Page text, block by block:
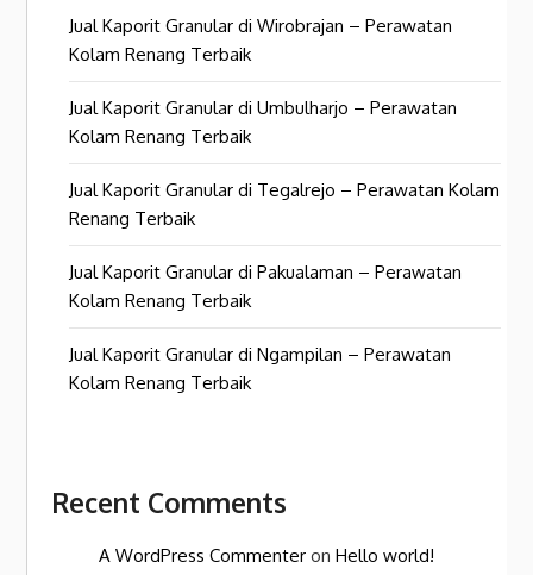
Jual Kaporit Granular di Wirobrajan – Perawatan
Kolam Renang Terbaik
Jual Kaporit Granular di Umbulharjo – Perawatan
Kolam Renang Terbaik
Jual Kaporit Granular di Tegalrejo – Perawatan Kolam
Renang Terbaik
Jual Kaporit Granular di Pakualaman – Perawatan
Kolam Renang Terbaik
Jual Kaporit Granular di Ngampilan – Perawatan
Kolam Renang Terbaik
Recent Comments
A WordPress Commenter onHello world!